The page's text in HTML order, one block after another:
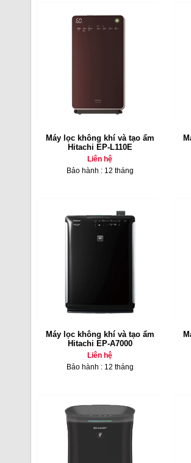
Máy lọc không khí và tạo ẩm
Hitachi EP-L110E
Liên hệ
Bảo hành : 12 tháng
Máy lọc không khí và tạo ẩm
Hitachi EP-A7000
Liên hệ
Bảo hành : 12 tháng